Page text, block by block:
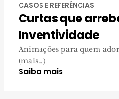
CASOS E REFERÊNCIAS
Curtas que
Inventividade
Animações para quem
(mais…)
Saiba mais